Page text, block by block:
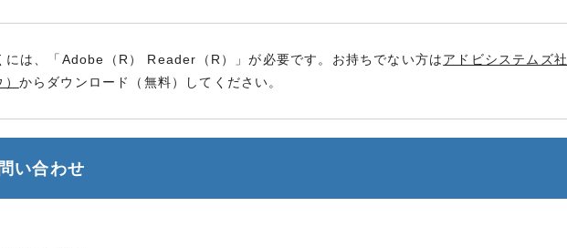
には、「Adobe（R） Reader（R）」が必要です。お持ちでない方はアドビシステムズ社
からダウンロード（無料）してください。
い合わせ